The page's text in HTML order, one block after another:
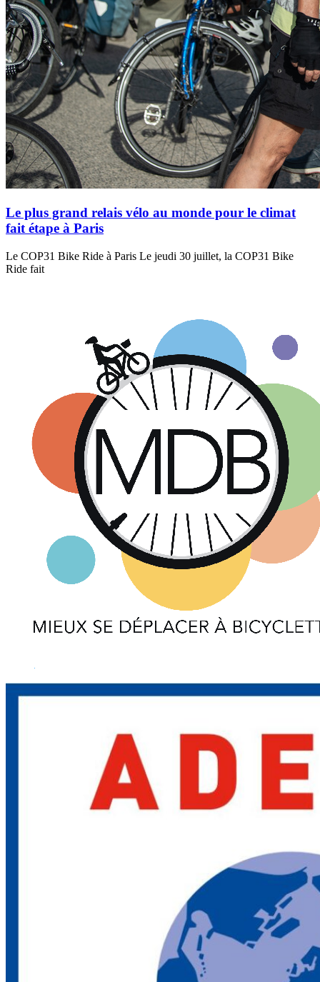
Le plus grand relais vélo au monde pour le climat
fait étape à Paris
Le COP31 Bike Ride à Paris Le jeudi 30 juillet, la COP31 Bike
Ride fait